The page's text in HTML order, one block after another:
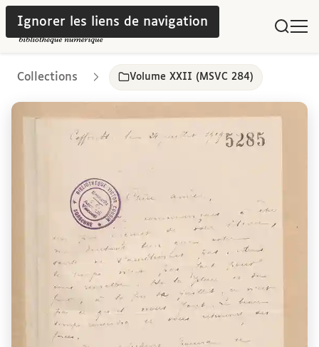
Ignorer les liens de navigation
Collections Volume XXII (MSVC 284)